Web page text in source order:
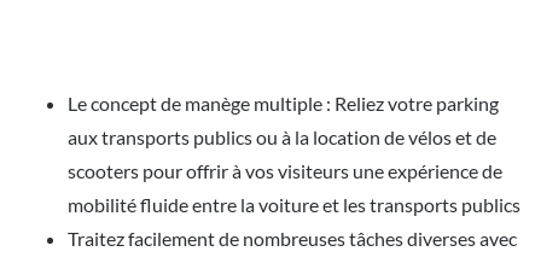
Le concept de manège multiple : Reliez votre parking
aux transports publics ou à la location de vélos et de
scooters pour offrir à vos visiteurs une expérience de
mobilité fluide entre la voiture et les transports publics
Traitez facilement de nombreuses tâches diverses avec